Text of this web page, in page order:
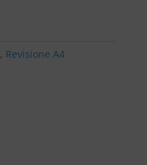
, Revisione A4